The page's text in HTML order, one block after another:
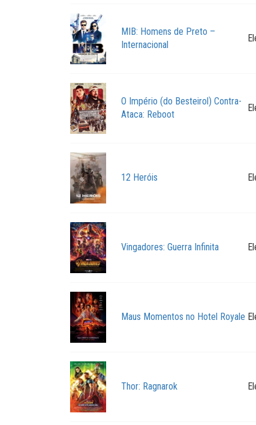
MIB: Homens de Preto –
Internacional
O Império (do Besteirol) Contra-
Ataca: Reboot
12 Heróis
Vingadores: Guerra Infinita
Maus Momentos no Hotel Royale
Thor: Ragnarok